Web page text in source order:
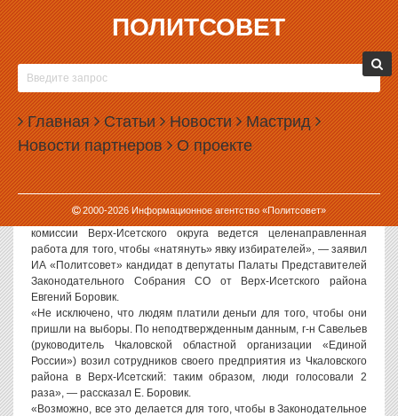
ПОЛИТСОВЕТ
Главная Статьи Новости Мастрид
Новости партнеров О проекте
2000-2026Информационное агентство «Политсовет»
12.10.2006, 12:07
КАНДИДАТ В ДЕПУТАТЫ ПАЛАТЫ
ПРЕДСТАВИТЕЛЕЙ ЕВГЕНИЙ БОРОВИК: Я НЕ
ИСКЛЮЧАЮ, ЧТО В ИЗБИРАТЕЛЬНОЙ
КОМИССИИ ВЕРХ-ИСЕТСКОГО ОКРУГА
ВЕДЕТСЯ ЦЕЛЕНАПРАВЛЕННАЯ РАБОТА ДЛЯ
ТОГО, ЧТОБЫ «НАТЯНУТЬ» ЯВКУ
ИЗБИРАТЕЛЕЙ
Политсовет, 12.10.2006. «Я не исключаю, что в избирательной
комиссии Верх-Исетского округа ведется целенаправленная
работа для того, чтобы «натянуть» явку избирателей», — заявил
ИА «Политсовет» кандидат в депутаты Палаты Представителей
Законодательного Собрания СО от Верх-Исетского района
Евгений Боровик.
«Не исключено, что людям платили деньги для того, чтобы они
пришли на выборы. По неподтвержденным данным, г-н Савельев
(руководитель Чкаловской областной организации «Единой
России») возил сотрудников своего предприятия из Чкаловского
района в Верх-Исетский: таким образом, люди голосовали 2
раза», — рассказал Е. Боровик.
«Возможно, все это делается для того, чтобы в Законодательное